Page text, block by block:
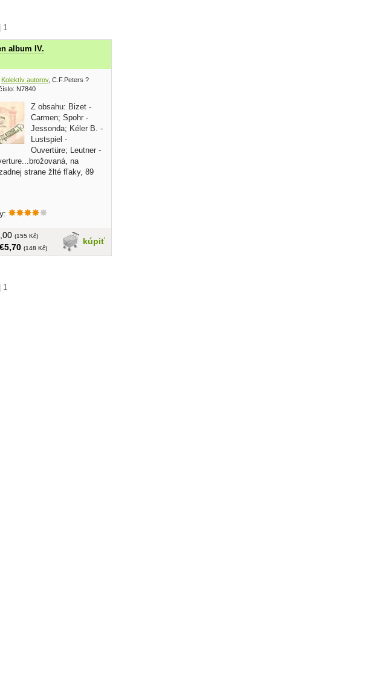
1
album IV.
Kolektív autorov, C.F.Peters ?
N7840
Z obsahu: Bizet -
Carmen; Spohr -
Jessonda; Kéler B. -
Lustspiel -
Ouvertüre; Leutner -
na
strane žlté fľaky, 89
kúpiť
(155 Kč)
€5,70 (148 Kč)
1